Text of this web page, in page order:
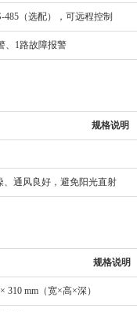
485（选配），可远程控制
、1路故障报警
规格说明
、通风良好，避免阳光直射
规格说明
310 mm（宽×高×深）